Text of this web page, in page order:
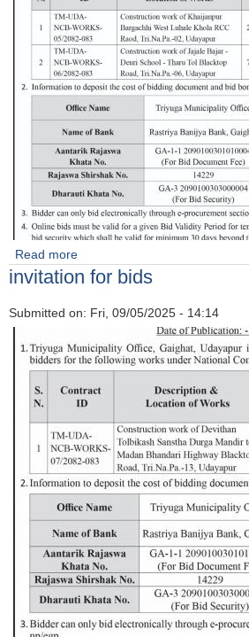
Read more
invitation for bids
Submitted on: Fri, 09/05/2025 - 14:14